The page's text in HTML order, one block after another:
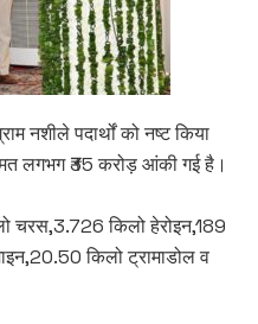
नशीले पदार्थों को नष्ट किया
लगभग ₹35 करोड़ आंकी गई है।
चरस,3.726 किलो हेरोइन,189
किलो ट्रामाडोल व